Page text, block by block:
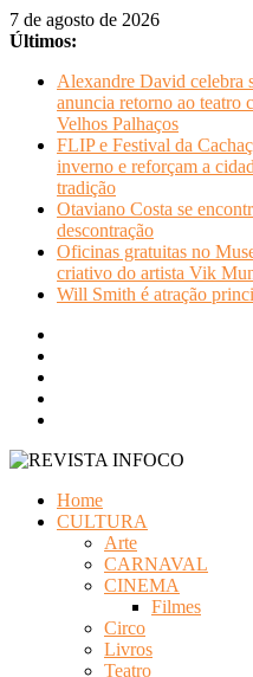
Pular
para
conteúdo
7 de agosto de 2026
Últimos:
Alexandre David celebra
anuncia retorno ao teatro
Velhos Palhaços
FLIP e Festival da
inverno e reforçam a
tradição
Otaviano Costa se
descontração
Oficinas gratuitas no
criativo do artista Vik
Will Smith é atração
INFOCO
Home
CULTURA
Arte
CARNAVAL
CINEMA
Filmes
Circo
Livros
Teatro